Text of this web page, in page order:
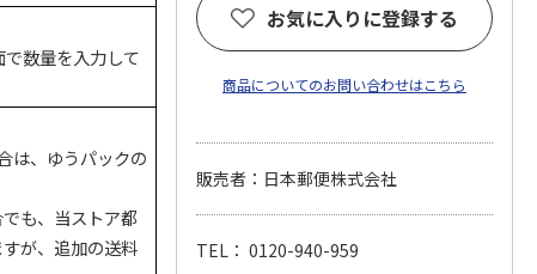
数量を入力して
は、ゆうパックの
も、当ストア都
が、追加の送料
お気に入りに登録する
商品についてのお問い合わせはこちら
販売者：日本郵便株式会社
TEL： 0120-940-959